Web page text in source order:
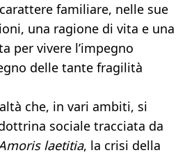
familiare, nelle sue
una ragione di vita e una
per vivere l’impegno
delle tante fragilità
che, in vari ambiti, si
sociale tracciata da
laetitia, la crisi della